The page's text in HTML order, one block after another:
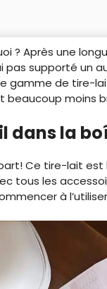
? Après une
pas supporté un
gamme de tire-
beaucoup moins
dans la
Ce tire-lait est
tous les
à